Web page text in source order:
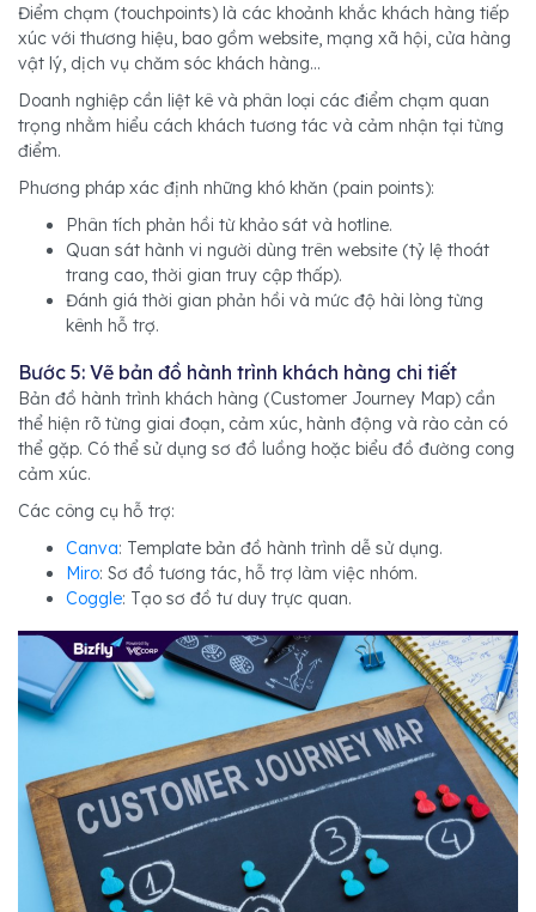
Điểm chạm (touchpoints) là các khoảnh khắc khách hàng tiếp
xúc với thương hiệu, bao gồm website, mạng xã hội, cửa hàng
vật lý, dịch vụ chăm sóc khách hàng…
Doanh nghiệp cần liệt kê và phân loại các điểm chạm quan
trọng nhằm hiểu cách khách tương tác và cảm nhận tại từng
điểm.
Phương pháp xác định những khó khăn (pain points):
Phân tích phản hồi từ khảo sát và hotline.
Quan sát hành vi người dùng trên website (tỷ lệ thoát
trang cao, thời gian truy cập thấp).
Đánh giá thời gian phản hồi và mức độ hài lòng từng
kênh hỗ trợ.
Bước 5: Vẽ bản đồ hành trình khách hàng chi tiết
Bản đồ hành trình khách hàng (Customer Journey Map) cần
thể hiện rõ từng giai đoạn, cảm xúc, hành động và rào cản có
thể gặp. Có thể sử dụng sơ đồ luồng hoặc biểu đồ đường cong
cảm xúc.
Các công cụ hỗ trợ:
Canva: Template bản đồ hành trình dễ sử dụng.
Miro: Sơ đồ tương tác, hỗ trợ làm việc nhóm.
Coggle: Tạo sơ đồ tư duy trực quan.